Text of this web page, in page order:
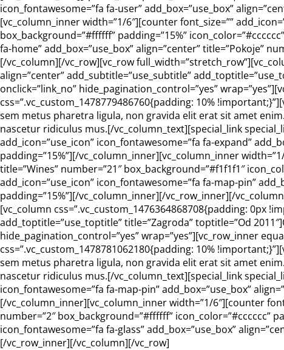
icon_fontawesome=”fa fa-user” add_box=”use_box”
[vc_column_inner width=”1/6″][counter font_size=””
box_background=”#ffffff” padding=”15%”
fa-home” add_box=”use_box” align=”center” title=”Pokoje”
[/vc_column][/vc_row][vc_row
align=”center” add_subtitle=”use_subtitle”
onclick=”link_no” hide_pagination_control=”yes”
css=”.vc_custom_1478779486760{padding: 10%
sem metus pharetra ligula, non gravida elit erat sit amet
nascetur ridiculus mus.[/vc_column_text][special_link
add_icon=”use_icon” icon_fontawesome=”fa fa-expand”
padding=”15%”][/vc_column_inner][vc_column_inner
title=”Wines” number=”21″ box_background=”#f1f1f1″
add_icon=”use_icon” icon_fontawesome=”fa fa-map-pin”
padding=”15%”][/vc_column_inner][/vc_row_inner][/
[vc_column css=”.vc_custom_1476364868708{padding: 0px
add_toptitle=”use_toptitle” title=”Zagroda” toptitle=”Od
hide_pagination_control=”yes” wrap=”yes”][vc_row_inner
css=”.vc_custom_1478781062180{padding: 10%
sem metus pharetra ligula, non gravida elit erat sit amet
nascetur ridiculus mus.[/vc_column_text][special_link
icon_fontawesome=”fa fa-map-pin” add_box=”use_box”
[/vc_column_inner][vc_column_inner width=”1/6″][counter
number=”2″ box_background=”#ffffff” icon_color=”#cccccc”
icon_fontawesome=”fa fa-glass” add_box=”use_box”
[/vc_row_inner][/vc_column][/vc_row]